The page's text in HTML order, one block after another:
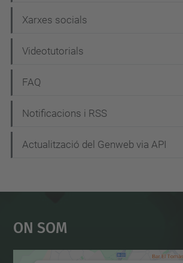
Xarxes socials
Videotutorials
FAQ
Notificacions i RSS
Actualització del Genweb via API
On Som